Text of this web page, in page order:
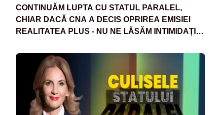
CONTINUĂM LUPTA CU STATUL PARALEL,
CHIAR DACĂ CNA A DECIS OPRIREA EMISIEI
REALITATEA PLUS - NU NE LĂSĂM INTIMIDAȚI!